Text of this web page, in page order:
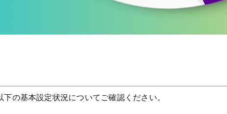
の基本設定状況についてご確認ください。